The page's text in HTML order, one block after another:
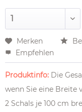
Merken
Empfehlen
Produktinfo: Die
wenn Sie eine Breite
2 Schals je 100 cm